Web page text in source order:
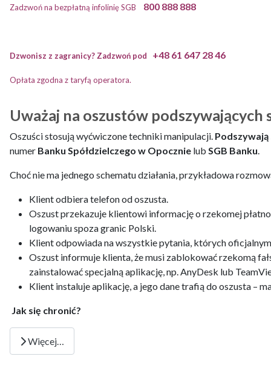
Zadzwoń na bezpłatną infolinię SGB 800 888 888
Dzwonisz z zagranicy? Zadzwoń pod +48 61 647 28 46
Opłata zgodna z taryfą operatora.
Uważaj na oszustów
Oszuści stosują wyćwiczone techniki manipulacji.
numer Banku Spółdzielczego w Opocznie lub SGB Banku.
Choć nie ma jednego schematu działania, przykładowa
Klient odbiera telefon od oszusta.
Oszust przekazuje klientowi informację o rzekomej
logowaniu spoza granic Polski.
Klient odpowiada na wszystkie pytania, których
Oszust informuje klienta, że musi zablokować rzekomą
zainstalować specjalną aplikację, np. AnyDesk lub
Klient instaluje aplikację, a jego dane trafią do oszusta –
Jak się chronić?
Więcej…